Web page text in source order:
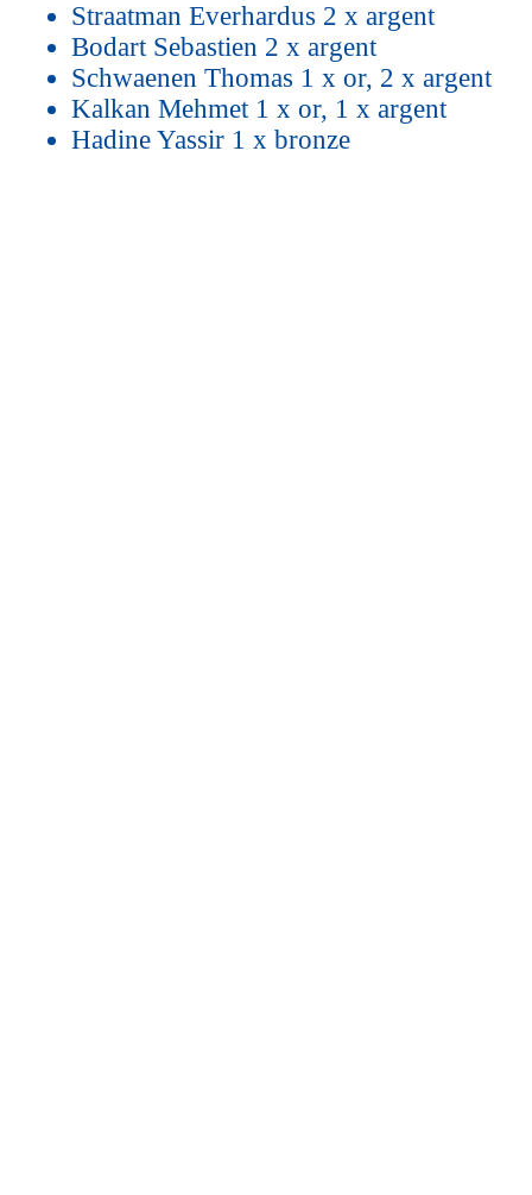
Straatman Everhardus 2 x argent
Bodart Sebastien 2 x argent
Schwaenen Thomas 1 x or, 2 x argent
Kalkan Mehmet 1 x or, 1 x argent
Hadine Yassir 1 x bronze